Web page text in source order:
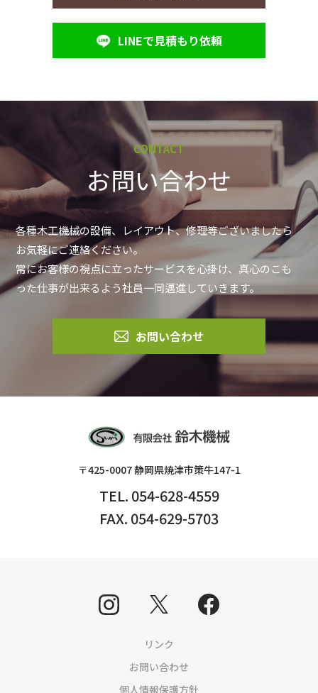
LINEで見積もり依頼
CONTACT
お問い合わせ
各種木工機械の設備、レイアウト、修理等ございましたら
お気軽にご連絡ください。
常にお客様の視点に立ったサービスを心掛け、真心のこも
った仕事が出来るよう社員一同邁進していきます。
お問い合わせ
〒425-0007 静岡県焼津市策牛147-1
TEL. 054-628-4559
FAX. 054-629-5703
リンク
お問い合わせ
個人情報保護方針